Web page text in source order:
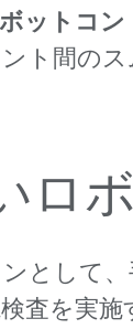
ットコン
ト間の
ロ
として
査を実